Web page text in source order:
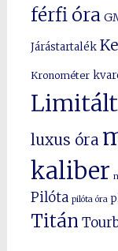
férfi óra
Járástartalék
Kronométer
Limitált
luxus óra
kaliber
Pilóta pilóta óra
Titán